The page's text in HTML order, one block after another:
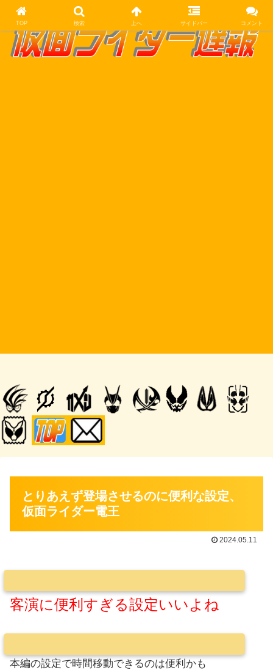
とりあえず登場させるのに便利な設定、
仮面ライダー電王
2024.05.11
客演に便利すぎる設定いいよね
本編の設定で時間移動できるのは便利かも
TOP 検索 上へ サイドバー コメント